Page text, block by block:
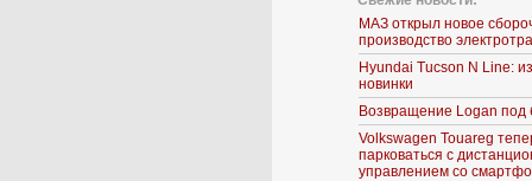
МАЗ открыл новое
производство
Hyundai Tucson N Line:
новинки
Возвращение Logan под
Volkswagen Touareg
парковаться с
управлением со